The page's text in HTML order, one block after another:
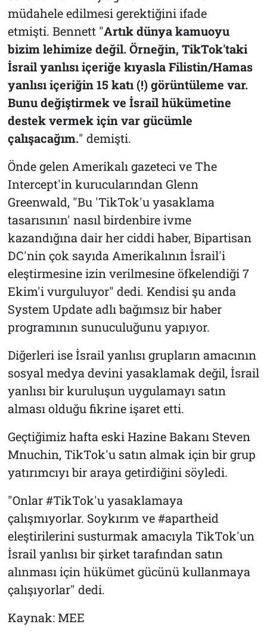
müdahele edilmesi gerektiğini ifade
etmişti. Bennett "Artık dünya kamuoyu
bizim lehimize değil. Örneğin, TikTok'taki
İsrail yanlısı içeriğe kıyasla Filistin/Hamas
yanlısı içeriğin 15 katı (!) görüntüleme var.
Bunu değiştirmek ve İsrail hükümetine
destek vermek için var gücümle
çalışacağım." demişti.
Önde gelen Amerikalı gazeteci ve The
Intercept'in kurucularından Glenn
Greenwald, "Bu 'TikTok'u yasaklama
tasarısının' nasıl birdenbire ivme
kazandığına dair her ciddi haber, Bipartisan
DC'nin çok sayıda Amerikalının İsrail'i
eleştirmesine izin verilmesine öfkelendiği 7
Ekim'i vurguluyor" dedi. Kendisi şu anda
System Update adlı bağımsız bir haber
programının sunuculuğunu yapıyor.
Diğerleri ise İsrail yanlısı grupların amacının
sosyal medya devini yasaklamak değil, İsrail
yanlısı bir kuruluşun uygulamayı satın
alması olduğu fikrine işaret etti.
Geçtiğimiz hafta eski Hazine Bakanı Steven
Mnuchin, TikTok'u satın almak için bir grup
yatırımcıyı bir araya getirdiğini söyledi.
"Onlar #TikTok'u yasaklamaya
çalışmıyorlar. Soykırım ve #apartheid
eleştirilerini susturmak amacıyla TikTok'un
İsrail yanlısı bir şirket tarafından satın
alınması için hükümet gücünü kullanmaya
çalışıyorlar" dedi.
Kaynak: MEE